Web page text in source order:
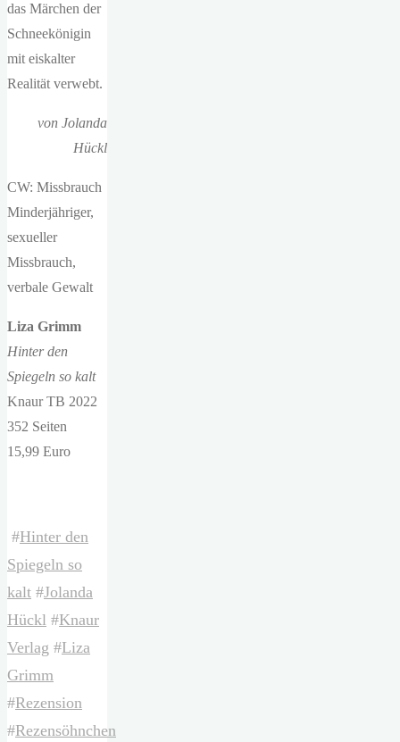
das Märchen der
Schneekönigin
mit eiskalter
Realität verwebt.
von Jolanda
Hückl
CW: Missbrauch
Minderjähriger,
sexueller
Missbrauch,
verbale Gewalt
Liza Grimm
Hinter den
Spiegeln so kalt
Knaur TB 2022
352 Seiten
15,99 Euro
#Hinter den
Spiegeln so
kalt #Jolanda
Hückl #Knaur
Verlag #Liza
Grimm
#Rezension
#Rezensöhnchen